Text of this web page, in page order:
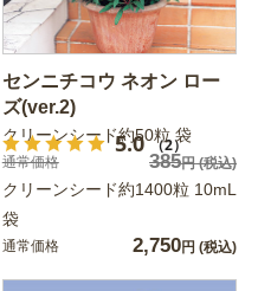
センニチコウ ネオン ロー
ズ(ver.2)
5.0 （2）
クリーンシード約50粒 袋
通常価格 385円(税込)
クリーンシード約1400粒 10mL
袋
通常価格 2,750円 (税込)